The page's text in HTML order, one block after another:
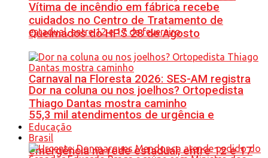
Carnaval na Floresta 2026: SES-AM registra
55,3 mil atendimentos de urgência e
emergência na rede estadual, entre 12 e 17
Vítima de incêndio em fábrica recebe
cuidados no Centro de Tratamento de
Queimados do HPS 28 de Agosto
Dor na coluna ou nos joelhos? Ortopedista
Thiago Dantas mostra caminho
Educação
Brasil